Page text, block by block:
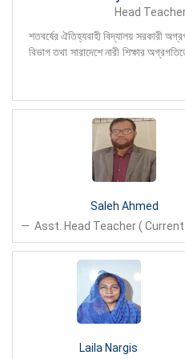
মানবিক মূল্যবোধ সম্পন্ন মানুষ হিসেবে গড়ে
ফলশ্রুতিতে বিদ্যালয়ের শিক্ষার্থীরা গান,
জাতীয় পর্
Head
শতবর্ষের ঐতিহ্যবাহী বিদ্যালয় সরকারী
বিভাগ তথা সারাদেশে নারী শিক্ষার
Saleh Ahmed
Asst. Head Teacher (
Laila Nargis